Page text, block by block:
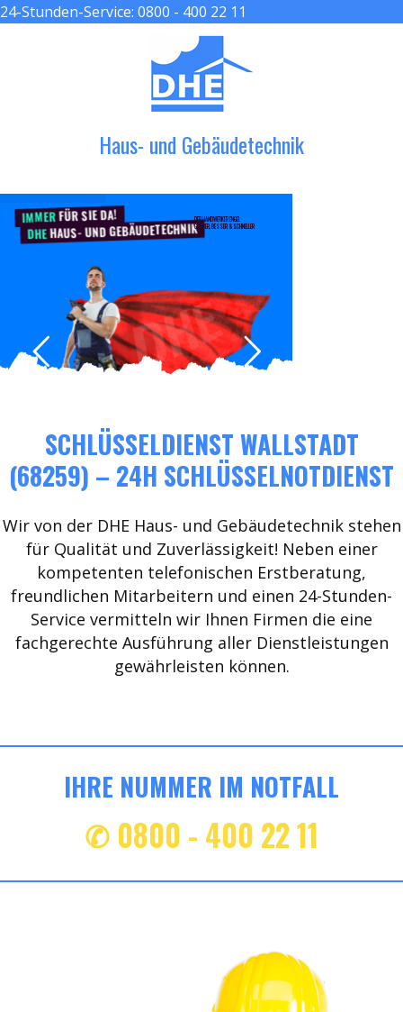
24-Stunden-Service: 0800 - 400 22 11
Haus- und Gebäudetechnik
IMMERFÜR SIE DA!
DHEHAUS- UND GEBÄUDETECHNIK
DER HANDWERKER ENGEL
GRÖßER, BESSER & SCHNELLER
SCHLÜSSELDIENST WALLSTADT
(68259) – 24H SCHLÜSSELNOTDIENST
Wir von der DHE Haus- und Gebäudetechnik stehen
für Qualität und Zuverlässigkeit! Neben einer
kompetenten telefonischen Erstberatung,
freundlichen Mitarbeitern und einen 24-Stunden-
Service vermitteln wir Ihnen Firmen die eine
fachgerechte Ausführung aller Dienstleistungen
gewährleisten können.
IHRE NUMMER IM NOTFALL
✆ 0800 - 400 22 11